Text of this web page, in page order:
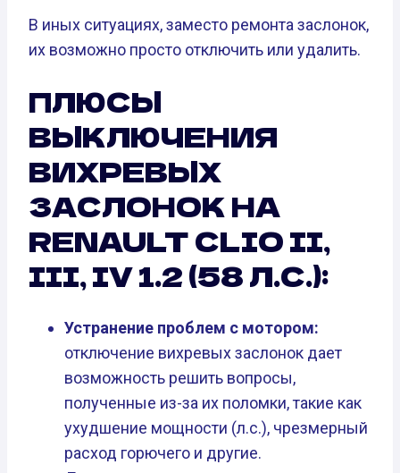
В иных ситуациях, заместо ремонта заслонок,
их возможно просто отключить или удалить.
ПЛЮСЫ
ВЫКЛЮЧЕНИЯ
ВИХРЕВЫХ
ЗАСЛОНОК НА
RENAULT CLIO II,
III, IV 1.2 (58 Л.С.):
Устранение проблем с мотором:
отключение вихревых заслонок дает
возможность решить вопросы,
полученные из-за их поломки, такие как
ухудшение мощности (л.с.), чрезмерный
расход горючего и другие.